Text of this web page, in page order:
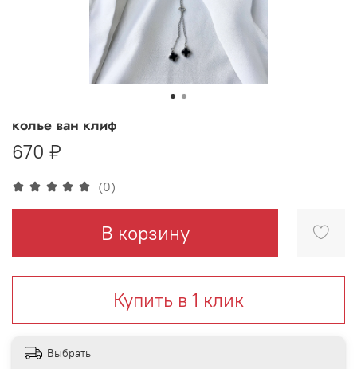
(0)
колье ван клиф
670 ₽
В корзину
Купить в 1 клик
Выбрать